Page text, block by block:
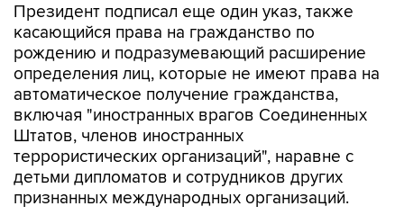
Президент подписал еще один указ, также
касающийся права на гражданство по
рождению и подразумевающий расширение
определения лиц, которые не имеют права на
автоматическое получение гражданства,
включая "иностранных врагов Соединенных
Штатов, членов иностранных
террористических организаций", наравне с
детьми дипломатов и сотрудников других
признанных международных организаций.